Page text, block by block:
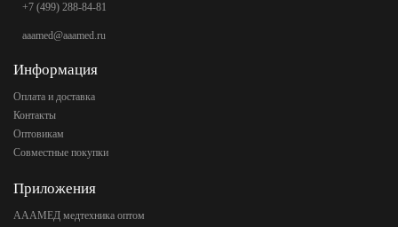
+7 (499) 288-84-81
aaamed@aaamed.ru
Информация
Оплата и доставка
Контакты
Оптовикам
Совместные покупки
Приложения
АААМЕД медтехника оптом